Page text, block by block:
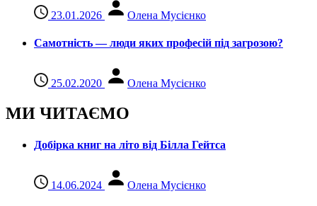
23.01.2026 Олена Мусієнко
Самотність — люди яких професій під загрозою?
25.02.2020 Олена Мусієнко
МИ ЧИТАЄМО
Добірка книг на літо від Білла Гейтса
14.06.2024 Олена Мусієнко